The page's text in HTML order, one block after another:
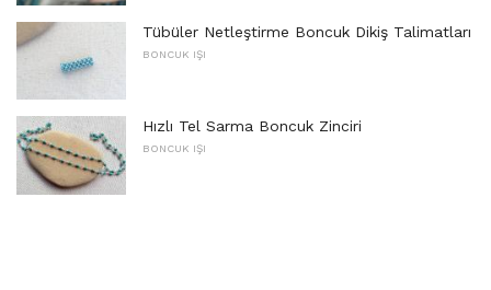
Tübüler Netleştirme Boncuk Dikiş Talimatları
BONCUK IŞI
Hızlı Tel Sarma Boncuk Zinciri
BONCUK IŞI